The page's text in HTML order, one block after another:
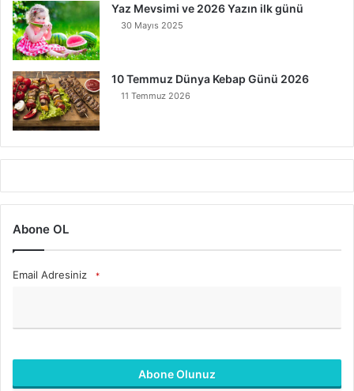
Yaz Mevsimi ve 2026 Yazın ilk günü
30 Mayıs 2025
10 Temmuz Dünya Kebap Günü 2026
11 Temmuz 2026
Abone OL
Email Adresiniz *
Abone Olunuz